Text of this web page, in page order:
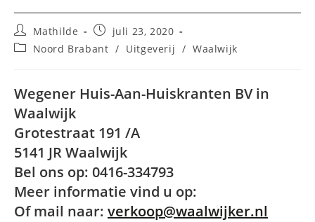
Bericht
auteur:
Mathilde
Bericht
gepubliceerd
op:
juli 23, 2020
Berichtcategorie:
Noord Brabant / Uitgeverij / Waalwijk
Wegener Huis-Aan-Huiskranten BV in
Waalwijk
Grotestraat 191 /A
5141 JR Waalwijk
Bel ons op: 0416-334793
Meer informatie vind u op:
Of mail naar: verkoop@waalwijker.nl